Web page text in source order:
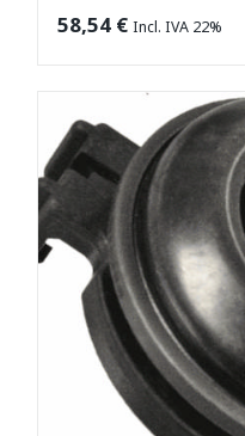
58,54 € Incl. IVA 22%